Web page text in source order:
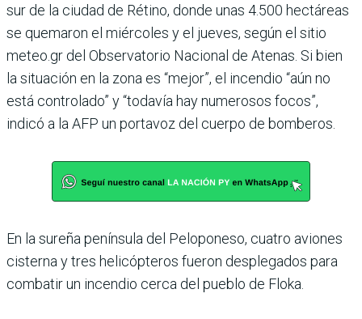
sur de la ciudad de Rétino, donde unas 4.500 hectáreas
se quemaron el miércoles y el jueves, según el sitio
meteo.gr del Observatorio Nacional de Atenas. Si bien
la situación en la zona es “mejor”, el incendio “aún no
está controlado” y “todavía hay numerosos focos”,
indicó a la AFP un portavoz del cuerpo de bomberos.
En la sureña península del Peloponeso, cuatro aviones
cisterna y tres helicópteros fueron desplegados para
combatir un incendio cerca del pueblo de Floka.